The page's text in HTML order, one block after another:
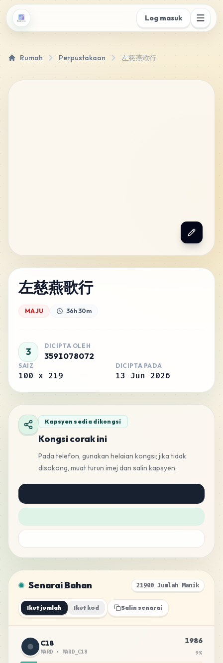
Log masuk
Rumah Perpustakaan 左慈燕歌行
左慈燕歌行
MAJU 36h 30m
3
DICIPTA OLEH
3591078072
SAIZ
100 x 219
DICIPTA PADA
13 Jun 2026
Kapsyen sedia dikongsi
Kongsi corak ini
Pada telefon, gunakan helaian kongsi; jika tidak
disokong, muat turun imej dan salin kapsyen.
Senarai Bahan 21900 Jumlah Manik
Ikut jumlah Ikut kod Salin senarai
C18
MARD • MARD_C18
1986
9%